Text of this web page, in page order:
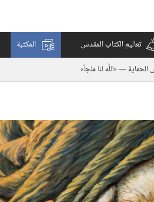
تعاليم الكتاب المقدس المكتبة
الحماية —‏ «اللّٰه لنا ملجأ»‏